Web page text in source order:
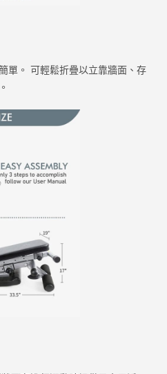
單。 可輕鬆折疊以立靠牆面、存